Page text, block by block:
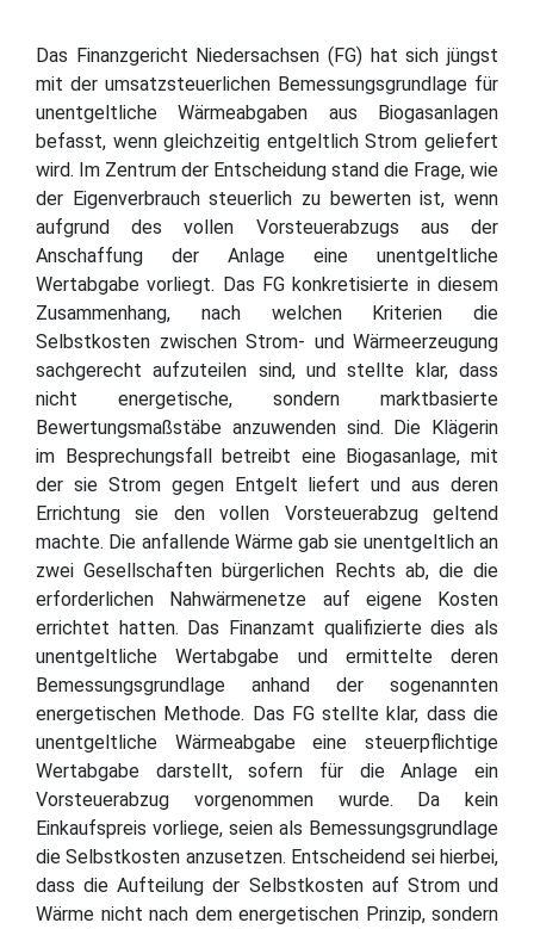
Das Finanzgericht Niedersachsen (FG) hat sich jüngst
mit der umsatzsteuerlichen Bemessungsgrundlage für
unentgeltliche Wärmeabgaben aus Biogasanlagen
befasst, wenn gleichzeitig entgeltlich Strom geliefert
wird. Im Zentrum der Entscheidung stand die Frage, wie
der Eigenverbrauch steuerlich zu bewerten ist, wenn
aufgrund des vollen Vorsteuerabzugs aus der
Anschaffung der Anlage eine unentgeltliche
Wertabgabe vorliegt. Das FG konkretisierte in diesem
Zusammenhang, nach welchen Kriterien die
Selbstkosten zwischen Strom- und Wärmeerzeugung
sachgerecht aufzuteilen sind, und stellte klar, dass
nicht energetische, sondern marktbasierte
Bewertungsmaßstäbe anzuwenden sind. Die Klägerin
im Besprechungsfall betreibt eine Biogasanlage, mit
der sie Strom gegen Entgelt liefert und aus deren
Errichtung sie den vollen Vorsteuerabzug geltend
machte. Die anfallende Wärme gab sie unentgeltlich an
zwei Gesellschaften bürgerlichen Rechts ab, die die
erforderlichen Nahwärmenetze auf eigene Kosten
errichtet hatten. Das Finanzamt qualifizierte dies als
unentgeltliche Wertabgabe und ermittelte deren
Bemessungsgrundlage anhand der sogenannten
energetischen Methode. Das FG stellte klar, dass die
unentgeltliche Wärmeabgabe eine steuerpflichtige
Wertabgabe darstellt, sofern für die Anlage ein
Vorsteuerabzug vorgenommen wurde. Da kein
Einkaufspreis vorliege, seien als Bemessungsgrundlage
die Selbstkosten anzusetzen. Entscheidend sei hierbei,
dass die Aufteilung der Selbstkosten auf Strom und
Wärme nicht nach dem energetischen Prinzip, sondern